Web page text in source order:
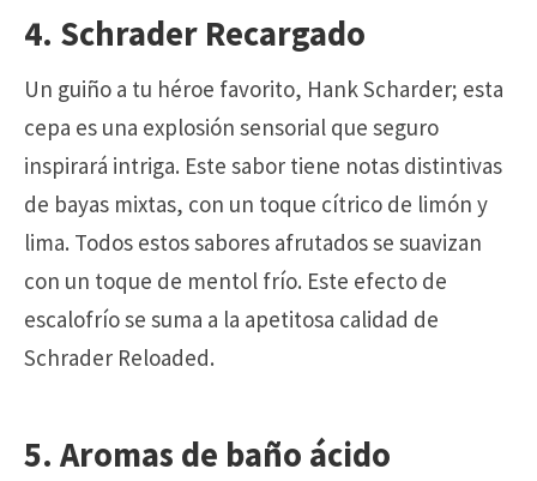
4. Schrader Recargado
Un guiño a tu héroe favorito, Hank Scharder; esta
cepa es una explosión sensorial que seguro
inspirará intriga. Este sabor tiene notas distintivas
de bayas mixtas, con un toque cítrico de limón y
lima. Todos estos sabores afrutados se suavizan
con un toque de mentol frío. Este efecto de
escalofrío se suma a la apetitosa calidad de
Schrader Reloaded.
5. Aromas de baño ácido